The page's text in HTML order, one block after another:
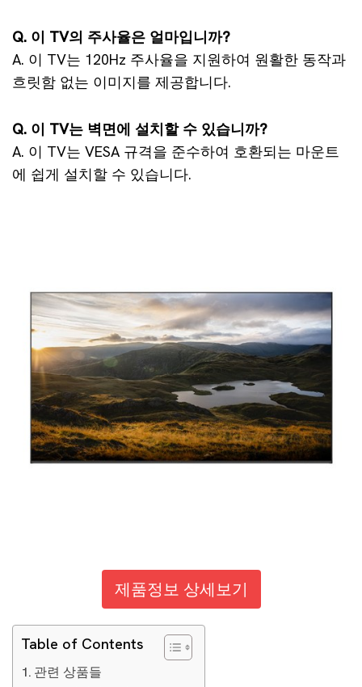
Q. 이 TV의 주사율은 얼마입니까?
A. 이 TV는 120Hz 주사율을 지원하여 원활한 동작과
흐릿함 없는 이미지를 제공합니다.
Q. 이 TV는 벽면에 설치할 수 있습니까?
A. 이 TV는 VESA 규격을 준수하여 호환되는 마운트
에 쉽게 설치할 수 있습니다.
제품정보 상세보기
Table of Contents
관련 상품들